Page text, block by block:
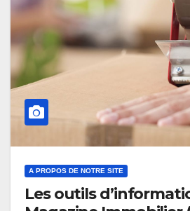
A PROPOS DE NOTRE SITE
Les outils